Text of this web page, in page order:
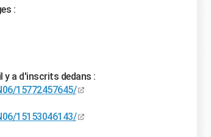
:
y a d'inscrits dedans :
15772457645/
15153046143/